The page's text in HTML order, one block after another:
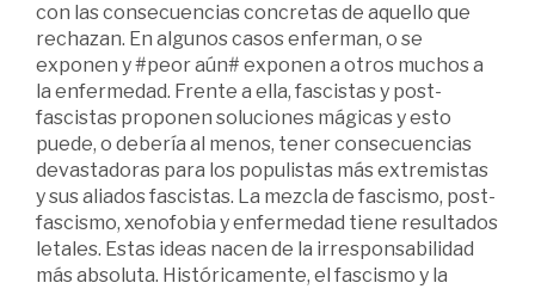
con las consecuencias concretas de aquello que
rechazan. En algunos casos enferman, o se
exponen y #peor aún# exponen a otros muchos a
la enfermedad. Frente a ella, fascistas y post-
fascistas proponen soluciones mágicas y esto
puede, o debería al menos, tener consecuencias
devastadoras para los populistas más extremistas
y sus aliados fascistas. La mezcla de fascismo, post-
fascismo, xenofobia y enfermedad tiene resultados
letales. Estas ideas nacen de la irresponsabilidad
más absoluta. Históricamente, el fascismo y la